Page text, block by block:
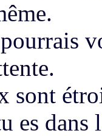
sont
es